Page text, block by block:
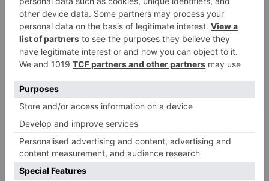
1 Más ventajas con el carné 60 CYL
El Balonmano Burgos se
concentrará en Bejar
3
Felix Gall ganador de la Vuelta a
Burgos 2026